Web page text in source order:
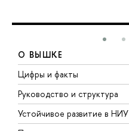
О ВЫШКЕ
Цифры и факты
Руководство и структура
Устойчивое развитие в